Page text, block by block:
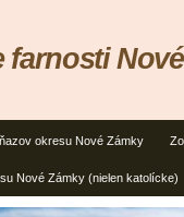
okresu Nové Zámky
Nové Zámky (nielen katolícke)
farnosti